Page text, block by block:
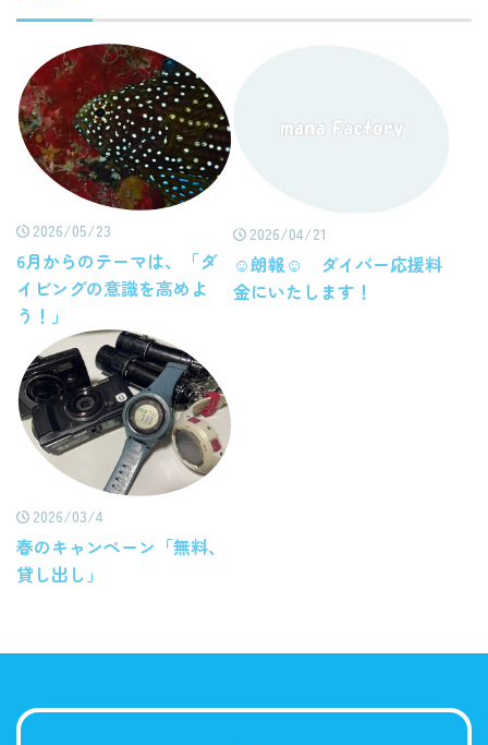
2026/05/23
6月からのテーマは、「ダ
イビングの意識を高めよ
う！」
2026/04/21
☺朗報☺ ダイバー応援料
金にいたします！
2026/03/4
春のキャンペーン「無料、
貸し出し」